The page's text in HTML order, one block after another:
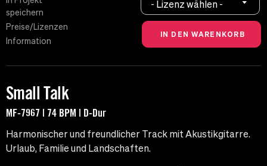
speichern
Preise/Lizenzen
Information
- Lizenz wählen -
Small Talk
MF-7967 | 74 BPM | D-Dur
Harmonischer und freundlicher Track mit Akustikgitarre.
Urlaub, Familie und Landschaften.